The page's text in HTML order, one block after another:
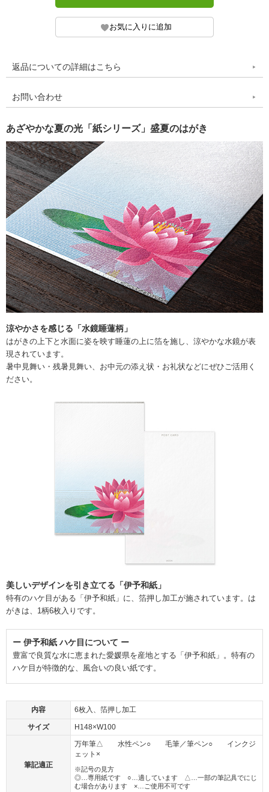
返品についての詳細はこちら
お問い合わせ
あざやかな夏の光「紙シリーズ」盛夏のはがき
涼やかさを感じる「水鏡睡蓮柄」
はがきの上下と水面に姿を映す睡蓮の上に箔を施し、涼やかな水鏡が表
現されています。
暑中見舞い・残暑見舞い、お中元の添え状・お礼状などにぜひご活用く
ださい。
美しいデザインを引き立てる「伊予和紙」
特有のハケ目がある「伊予和紙」に、箔押し加工が施されています。は
がきは、1柄6枚入りです。
ー 伊予和紙 ハケ目について ー
豊富で良質な水に恵まれた愛媛県を産地とする「伊予和紙」。特有の
ハケ目が特徴的な、風合いの良い紙です。
内容 6枚入、箔押し加工
サイズ H148×W100
筆記適正
万年筆△ 水性ペン○ 毛筆／筆ペン○ インクジ
ェット×
※記号の見方
◎…専用紙です ○…適しています △…一部の筆記具でにじ
む場合があります ×…ご使用不可です